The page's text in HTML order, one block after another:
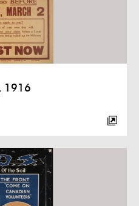
1916